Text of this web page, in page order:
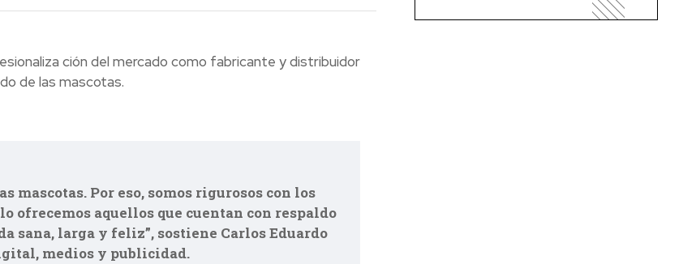
ción del mercado como fabricante y distribuidor
de las mascotas.
mascotas. Por eso, somos rigurosos con los
ofrecemos aquellos que cuentan con respaldo
sana, larga y feliz”, sostiene Carlos Eduardo
medios y publicidad.